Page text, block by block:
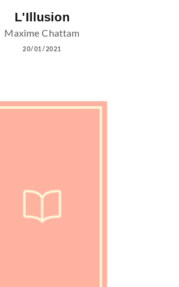
L'Illusion
Maxime Chattam
20/01/2021